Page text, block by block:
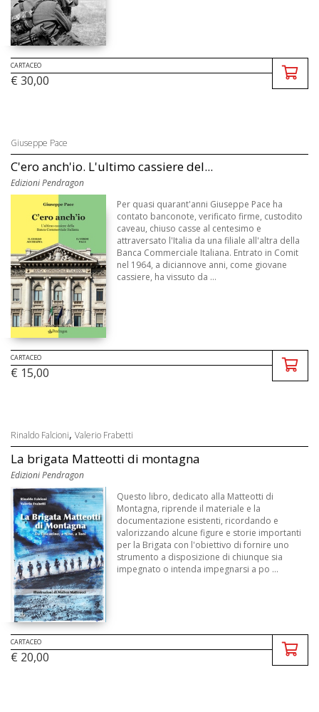
CARTACEO
€ 30,00
Giuseppe Pace
C'ero anch'io. L'ultimo cassiere del...
Edizioni Pendragon
Per quasi quarant'anni Giuseppe Pace ha
contato banconote, verificato firme, custodito
caveau, chiuso casse al centesimo e
attraversato l'Italia da una filiale all'altra della
Banca Commerciale Italiana. Entrato in Comit
nel 1964, a diciannove anni, come giovane
cassiere, ha vissuto da ...
CARTACEO
€ 15,00
Rinaldo Falcioni, Valerio Frabetti
La brigata Matteotti di montagna
Edizioni Pendragon
Questo libro, dedicato alla Matteotti di
Montagna, riprende il materiale e la
documentazione esistenti, ricordando e
valorizzando alcune figure e storie importanti
per la Brigata con l'obiettivo di fornire uno
strumento a disposizione di chiunque sia
impegnato o intenda impegnarsi a po ...
CARTACEO
€ 20,00